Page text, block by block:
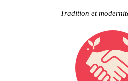
Tradition et